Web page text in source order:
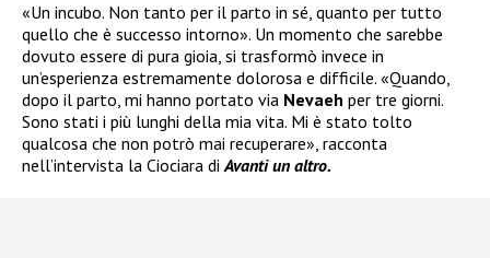
«Un incubo. Non tanto per il parto in sé, quanto per tutto
quello che è successo intorno». Un momento che sarebbe
dovuto essere di pura gioia, si trasformò invece in
un’esperienza estremamente dolorosa e difficile. «Quando,
dopo il parto, mi hanno portato via Nevaeh per tre giorni.
Sono stati i più lunghi della mia vita. Mi è stato tolto
qualcosa che non potrò mai recuperare», racconta
nell’intervista la Ciociara diAvanti un altro.